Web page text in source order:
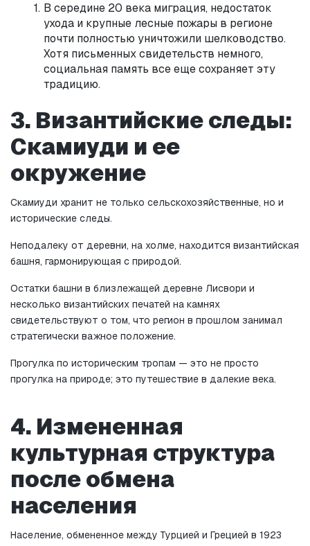
В середине 20 века миграция, недостаток
ухода и крупные лесные пожары в регионе
почти полностью уничтожили шелководство.
Хотя письменных свидетельств немного,
социальная память все еще сохраняет эту
традицию.
3. Византийские следы:
Скамиуди и ее
окружение
Скамиуди хранит не только сельскохозяйственные, но и
исторические следы.
Неподалеку от деревни, на холме, находится византийская
башня, гармонирующая с природой.
Остатки башни в близлежащей деревне Лисвори и
несколько византийских печатей на камнях
свидетельствуют о том, что регион в прошлом занимал
стратегически важное положение.
Прогулка по историческим тропам — это не просто
прогулка на природе; это путешествие в далекие века.
4. Измененная
культурная структура
после обмена
населения
Население, обмененное между Турцией и Грецией в 1923